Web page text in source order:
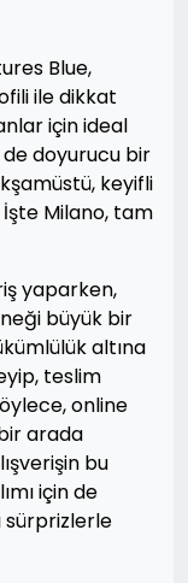
Blue,
ile dikkat
için ideal
doyurucu bir
keyifli
Milano, tam
yaparken,
büyük bir
altına
teslim
online
arada
bu
için de
sürprizlerle